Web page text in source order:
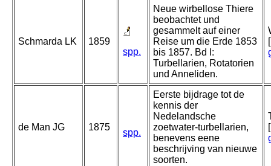
Schmarda LK
1859
spp.
Neue wirbellose Thiere
beobachtet und
gesammelt auf einer
Reise um die Erde 1853
bis 1857. Bd I:
Turbellarien, Rotatorien
und Anneliden.
de Man JG 1875
spp.
Eerste bijdrage tot de
kennis der
Nedelandsche
zoetwater-turbellarien,
benevens eene
beschrijving van nieuwe
soorten.